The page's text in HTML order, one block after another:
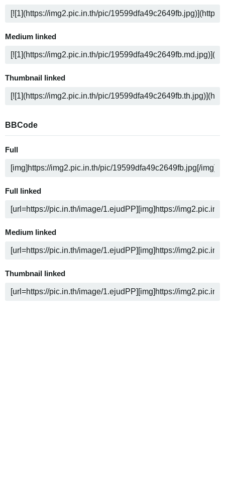
Medium linked
Thumbnail linked
BBCode
Full
Full linked
Medium linked
Thumbnail linked